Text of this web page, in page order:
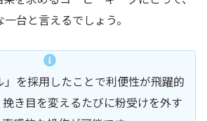
台と言えるでしょう。
」を採用したことで利便性が飛躍的
き目を変えるたびに粉受けを外す